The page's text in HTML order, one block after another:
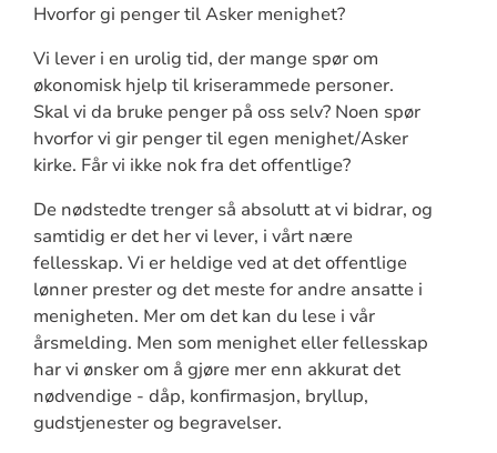
Hvorfor gi penger til Asker menighet?
Vi lever i en urolig tid, der mange spør om
økonomisk hjelp til kriserammede personer.
Skal vi da bruke penger på oss selv? Noen spør
hvorfor vi gir penger til egen menighet/Asker
kirke. Får vi ikke nok fra det offentlige?
De nødstedte trenger så absolutt at vi bidrar, og
samtidig er det her vi lever, i vårt nære
fellesskap. Vi er heldige ved at det offentlige
lønner prester og det meste for andre ansatte i
menigheten. Mer om det kan du lese i vår
årsmelding. Men som menighet eller fellesskap
har vi ønsker om å gjøre mer enn akkurat det
nødvendige - dåp, konfirmasjon, bryllup,
gudstjenester og begravelser.